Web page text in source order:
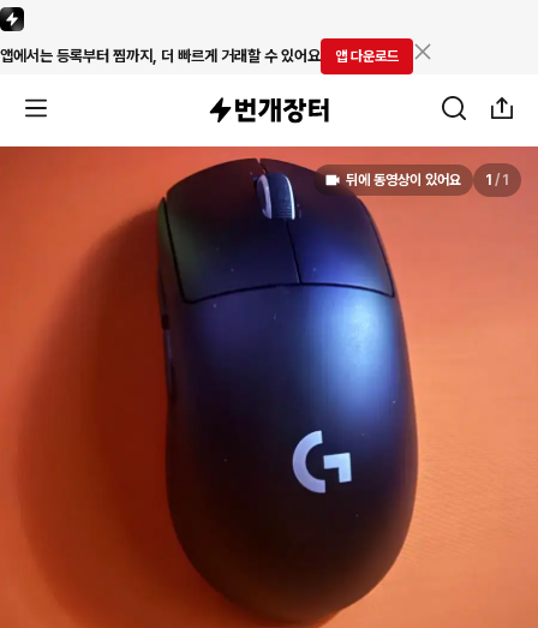
앱에서는 등록부터 찜까지, 더 빠르게 거래할 수 있어요 앱 다운로드
뒤에 동영상이 있어요 1 / 1